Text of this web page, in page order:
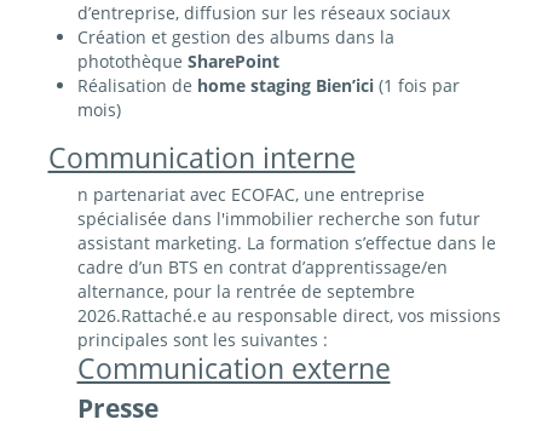
d’entreprise, diffusion sur les réseaux sociaux
Création et gestion des albums dans la
photothèque SharePoint
Réalisation de home staging Bien’ici(1 fois par
mois)
Communication interne
n partenariat avec ECOFAC, une entreprise
spécialisée dans l'immobilier recherche son futur
assistant marketing. La formation s’effectue dans le
cadre d’un BTS en contrat d’apprentissage/en
alternance, pour la rentrée de septembre
2026.Rattaché.e au responsable direct, vos missions
principales sont les suivantes :
Communication externe
Presse